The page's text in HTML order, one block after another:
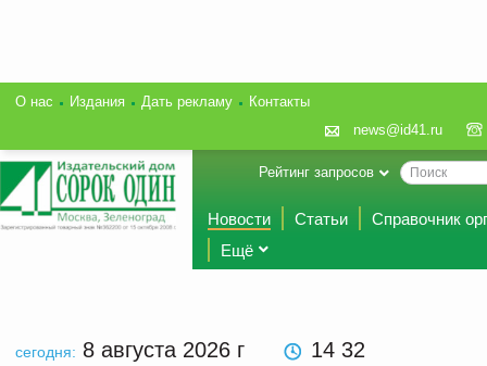
О нас Издания Дать рекламу
Контакты
news@id41.ru
Рейтинг запросов
Новости Статьи
Справочник
Ещё
сегодня: 8 августа 2026 г 14 32